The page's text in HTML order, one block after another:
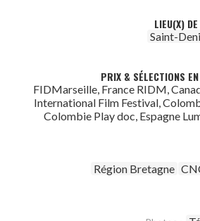
LIEU(X)
Saint-
PRIX & SÉLECTIONS
FIDMarseille, France RIDM,
International Film Festival,
Colombie Play doc, Espagne
Région Bretagne